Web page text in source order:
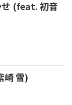
せ (feat. 初音
雪)